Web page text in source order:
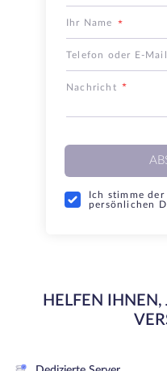
Ihr Name
Telefon oder E-Mail
Nachricht
Ich stimme
persönlichen
HELFEN